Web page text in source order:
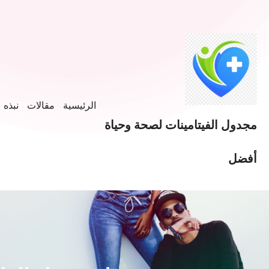
مجدول الفيتامينات لصحة وحياة
أفضل
الرئيسية مقالات نبذه